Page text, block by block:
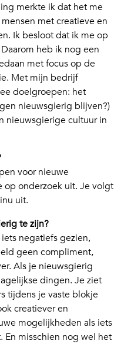
merkte ik dat het me
met creatieve en
Ik besloot dat ik me op
heb ik nog een
met focus op de
Met mijn bedrijf
doelgroepen: het
nieuwsgierig blijven?)
nieuwsgierige cultuur in
voor nieuwe
op onderzoek uit. Je volgt
uit.
te zijn?
negatiefs gezien,
geen compliment,
Als je nieuwsgierig
dingen. Je ziet
tijdens je vaste blokje
creatiever en
mogelijkheden als iets
En misschien nog wel het